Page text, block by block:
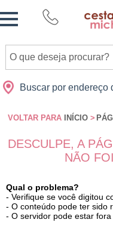
Buscar por endereço
Cidades Presentes
VOLTAR PARA INÍCIO >
DESCULPE, A
NÃO
Qual o problema?
- Verifique se você digitou
- O conteúdo pode ter sido
- O servidor pode estar